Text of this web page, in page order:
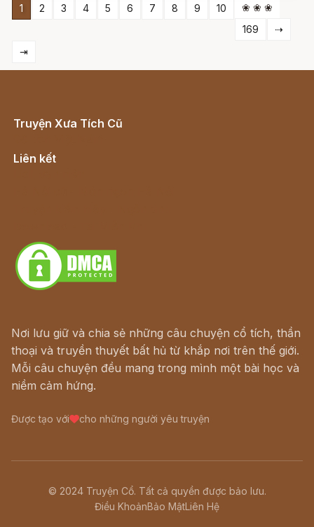
1 2 3 4 5 6 7 8 9 10
❀ ❀ ❀
169
⇢
⇥
Truyện Xưa Tích Cũ
Liên kết
Nơi lưu giữ và chia sẻ những câu chuyện cổ tích, thần
thoại và truyền thuyết bất hủ từ khắp nơi trên thế giới.
Mỗi câu chuyện đều mang trong mình một bài học và
niềm cảm hứng.
Được tạo với cho những người yêu truyện
© 2024 Truyện Cổ. Tất cả quyền được bảo lưu.
Điều KhoảnBảo MậtLiên Hệ